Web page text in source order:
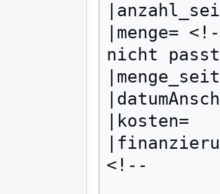
|menge=
nicht
|kosten=
<!--